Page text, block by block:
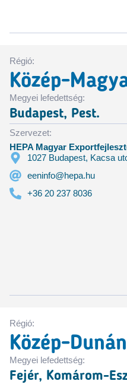
Régió:
Közép-
Megyei lefedettség:
Budapest, Pest.
Szervezet:
HEPA Magyar
1027 Budapest, Kacsa
eeninfo@hepa.hu
+36 20 237 8036
Régió:
Közép-
Megyei lefedettség:
Fejér, Komárom-